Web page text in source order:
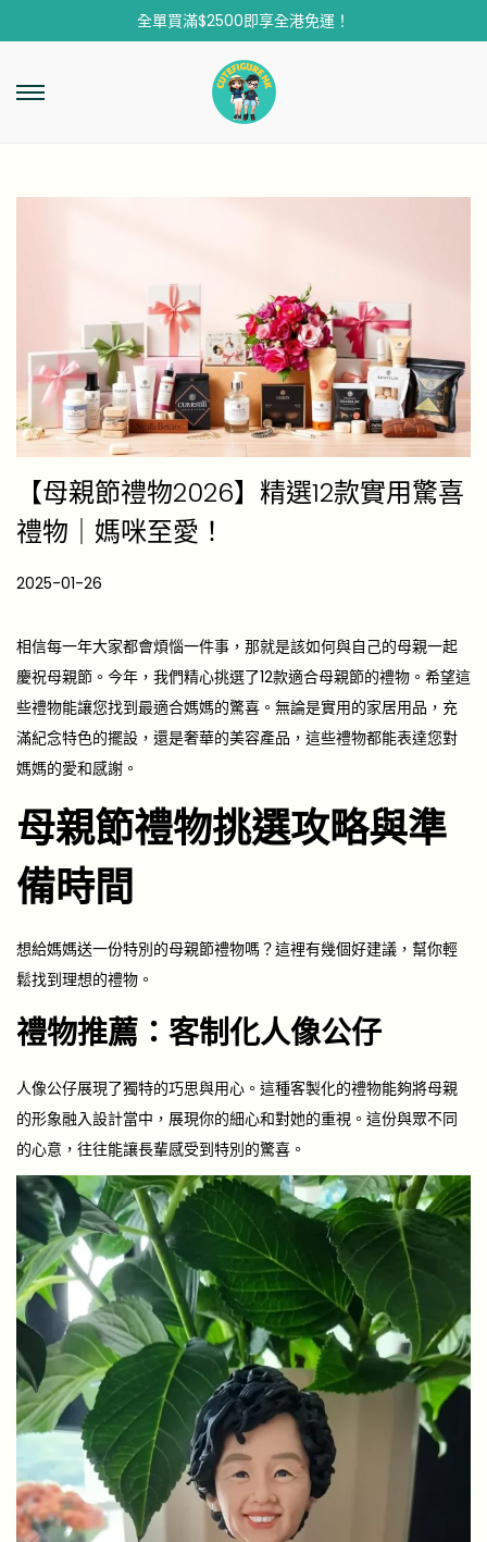
全單買滿$2500即享全港免運！
【母親節禮物2026】精選12款實用驚喜
禮物｜媽咪至愛！
P
s
t
e
d
o
2025-01-26
2
5
-
1
2
1
相信每一年大家都會煩惱一件事，那就是該如何與自己的母親一起
慶祝母親節。今年，我們精心挑選了12款適合母親節的禮物。希望這
些禮物能讓您找到最適合媽媽的驚喜。無論是實用的家居用品，充
滿紀念特色的擺設，還是奢華的美容產品，這些禮物都能表達您對
媽媽的愛和感謝。
母親節禮物挑選攻略與準
備時間
想給媽媽送一份特別的母親節禮物嗎？這裡有幾個好建議，幫你輕
鬆找到理想的禮物。
禮物推薦：客制化人像公仔
人像公仔展現了獨特的巧思與用心。這種客製化的禮物能夠將母親
的形象融入設計當中，展現你的細心和對她的重視。這份與眾不同
的心意，往往能讓長輩感受到特別的驚喜。